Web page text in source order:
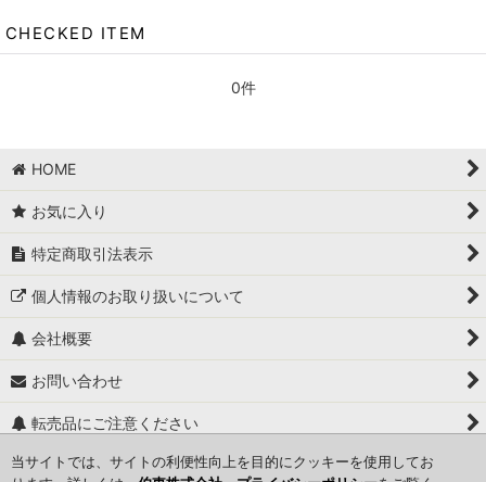
CHECKED ITEM
0件
HOME
お気に入り
特定商取引法表示
個人情報のお取り扱いについて
会社概要
お問い合わせ
転売品にご注意ください
関連ページ一覧
当サイトでは、サイトの利便性向上を目的にクッキーを使用してお